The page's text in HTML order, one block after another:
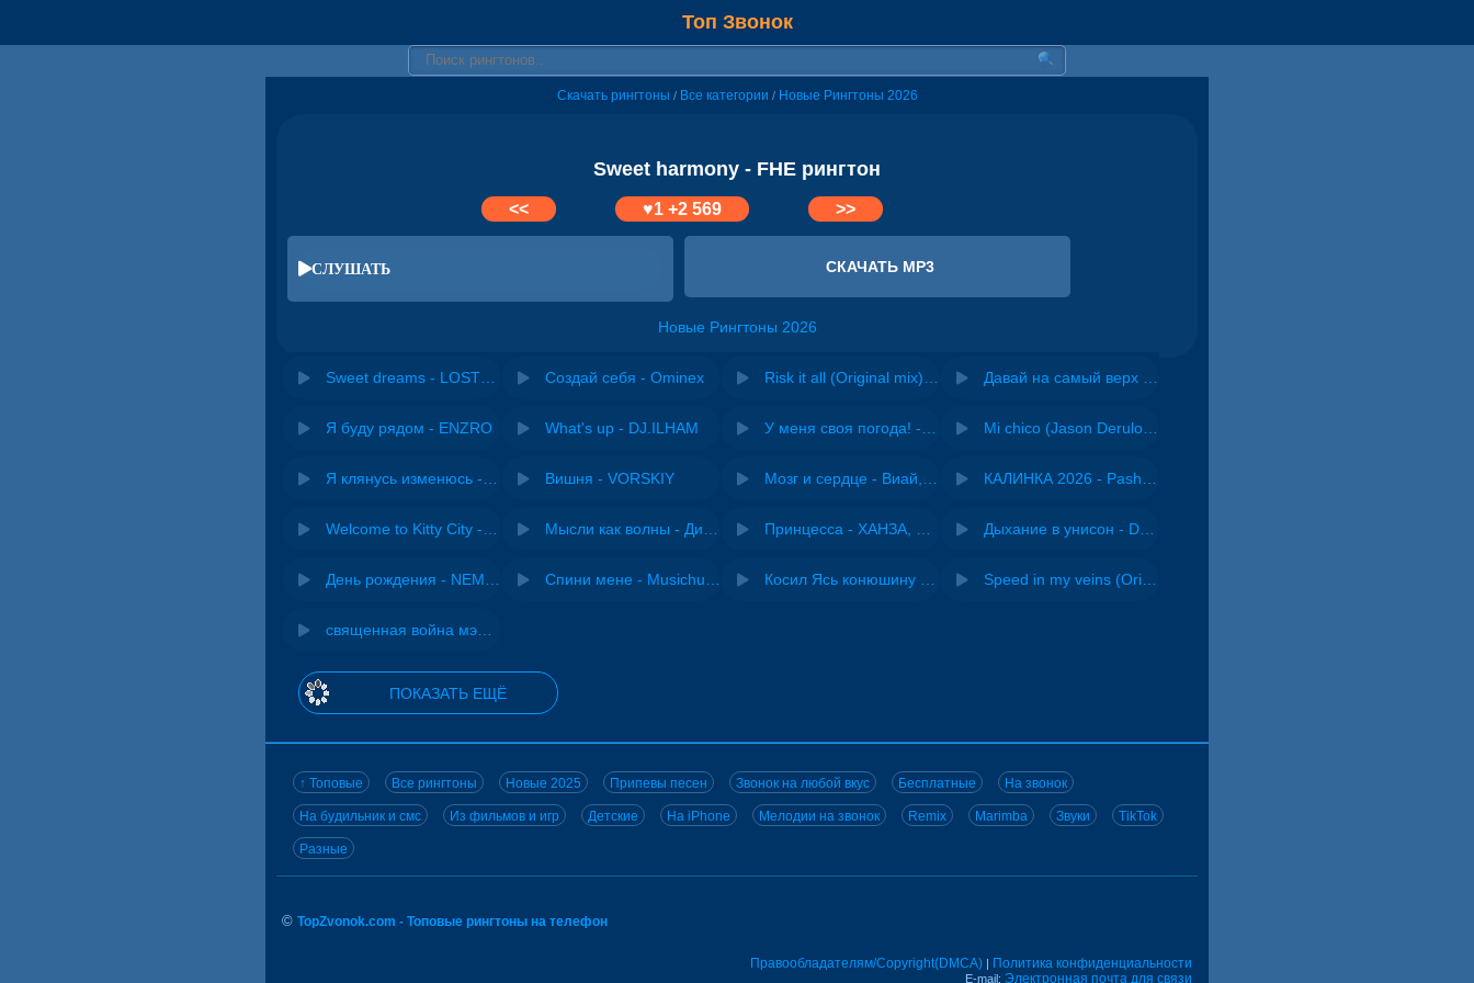
Топ Звонок
Скачать рингтоны / Все категории / Новые Рингтоны 2026
Sweet harmony - FHE рингтон
<< ♥1 +2 569 >>
СЛУШАТЬ СКАЧАТЬ MP3
Новые Рингтоны 2026
Создай себя - Ominex
Я буду рядом - ENZRO What's up - DJ.ILHAM
Вишня - VORSKIY
ПОКАЗАТЬ ЕЩЁ
↑ Топовые Все рингтоны Новые 2025 Припевы песен Звонок на любой вкус Бесплатные На звонок
На будильник и смс Из фильмов и игр Детские На iPhone Мелодии на звонок Remix Marimba Звуки TikTok
Разные
© TopZvonok.com - Топовые рингтоны на телефон
Правообладателям/Copyright(DMCA) | Политика конфиденциальности
E-mail: Электронная почта для связи